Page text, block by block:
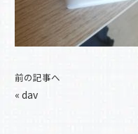
前の記事へ
« dav